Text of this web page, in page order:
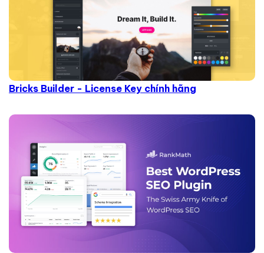
Bricks Builder - License Key chính hãng